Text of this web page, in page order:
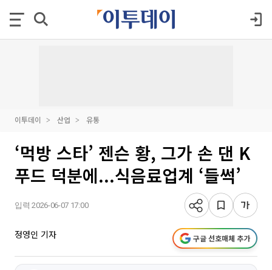
이투데이 산업 유통
‘먹방 스타’ 젠슨 황, 그가 손 댄 K
푸드 덕분에...식음료업계 ‘들썩’
입력 2026-06-07 17:00
정영인 기자 구글 선호매체 추가